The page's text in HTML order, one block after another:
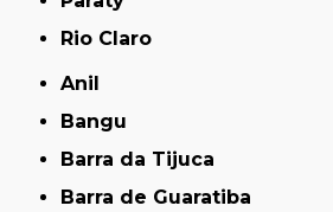
Rio Claro
Anil
Bangu
Barra da Tijuca
Barra de Guaratiba